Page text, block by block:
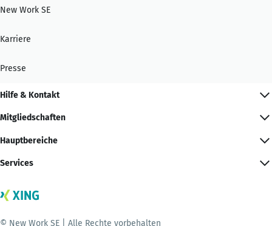
New Work SE
Karriere
Presse
Hilfe & Kontakt
Mitgliedschaften
Hauptbereiche
Services
© New Work SE | Alle Rechte vorbehalten